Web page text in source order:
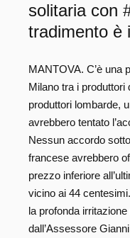
solitaria con
tradimento è
MANTOVA. C’è una
Milano tra i produttori
produttori lombarde,
avrebbero tentato
Nessun accordo
francese avrebbero
prezzo inferiore
vicino ai 44
la profonda
dall’Assessore